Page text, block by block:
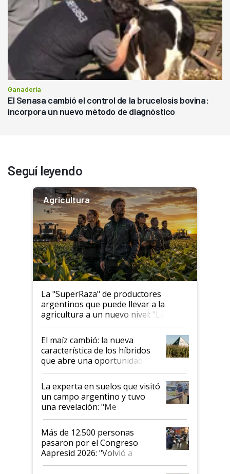
Ganadería
El Senasa cambió el control de la brucelosis bovina:
incorpora un nuevo método de diagnóstico
Seguí leyendo
Agricultura
La "SuperRaza" de productores
argentinos que puede llevar a la
agricultura a un nuevo nivel: "Las
posibilidades de crecimiento son
infinitas"
El maíz cambió: la nueva
característica de los híbridos
que abre una oportunidad en
el lote
La experta en suelos que visitó
un campo argentino y tuvo
una revelación: "Me
impresionó mucho"
Más de 12.500 personas
pasaron por el Congreso
Aapresid 2026: "Volvió a
demostrar que hablar del